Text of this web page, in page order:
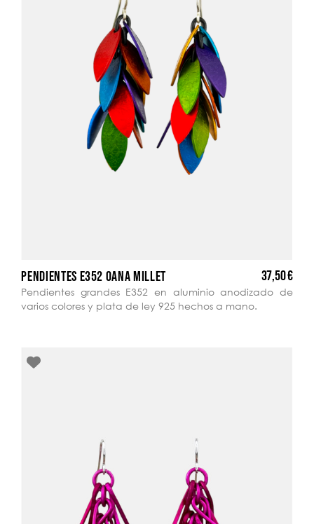
PENDIENTES E352 OANA MILLET 37,50 €
Pendientes grandes E352 en aluminio anodizado de
varios colores y plata de ley 925 hechos a mano.